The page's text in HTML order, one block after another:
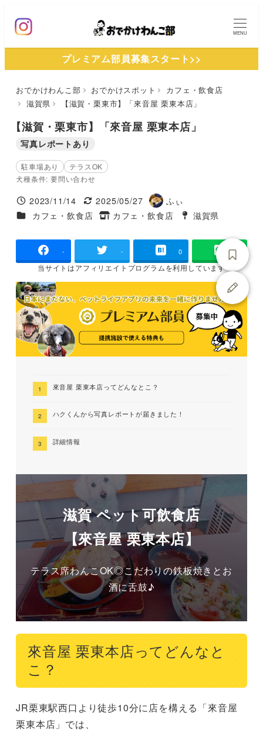
ン
MENU
プレミアム部員募集スタート>>
おでかけわんこ部 おでかけスポット
カフェ・飲食店
滋賀県
【滋賀・栗東市】「來音屋 栗東本店」
【滋賀・栗東市】「來音屋 栗東本店」
写真レポートあり
駐車場あり
テラスOK
犬種条件: 要問い合わせ
投稿日
2023/11/14
更新日
2025/05/27
著
者
ふぃ
施設ジャンル
カフェ・飲食店
タグ
カフェ・飲食店
タグ
滋賀県
- - 0
当サイトはアフィリエイトプログラムを利用しています
來音屋 栗東本店ってどんなとこ？
ハクくんから写真レポートが届きました！
詳細情報
滋賀 ペット可飲食店
【來音屋 栗東本店】
テラス席わんこOK◎こだわりの鉄板焼きとお
酒に舌鼓♪
來音屋 栗東本店ってどんなと
こ？
JR栗東駅西口より徒歩10分に店を構える「來音屋
栗東本店」では、